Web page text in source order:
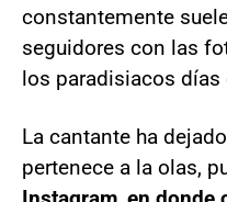
constantemente
seguidores con las
los paradisiacos días
La cantante ha
pertenece a la olas,